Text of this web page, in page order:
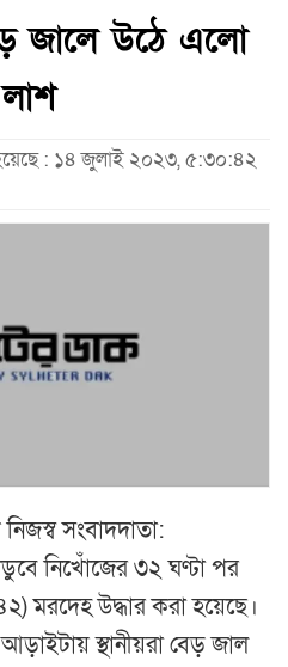
জালে উঠে এলো
: ১৪ জুলাই ২০২৩, ৫:৩০:৪২
সংবাদদাতা:
নিখোঁজের ৩২ ঘণ্টা পর
মরদেহ উদ্ধার করা হয়েছে।
স্থানীয়রা বেড় জাল